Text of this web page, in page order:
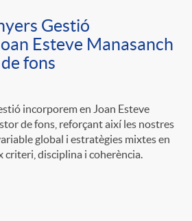
Gestió
Esteve Manasanch
fons
incorporem en Joan Esteve
de fons, reforçant així les nostres
global i estratègies mixtes en
criteri, disciplina i coherència.